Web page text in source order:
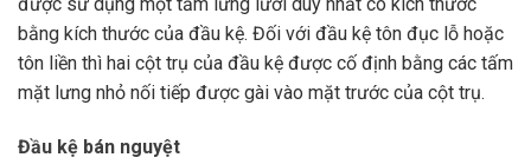
được sử dụng một tấm lưng lưới duy nhất có kích thước
bằng kích thước của đầu kệ. Đối với đầu kệ tôn đục lỗ hoặc
tôn liền thì hai cột trụ của đầu kệ được cố định bằng các tấm
mặt lưng nhỏ nối tiếp được gài vào mặt trước của cột trụ.
Đầu kệ bán nguyệt